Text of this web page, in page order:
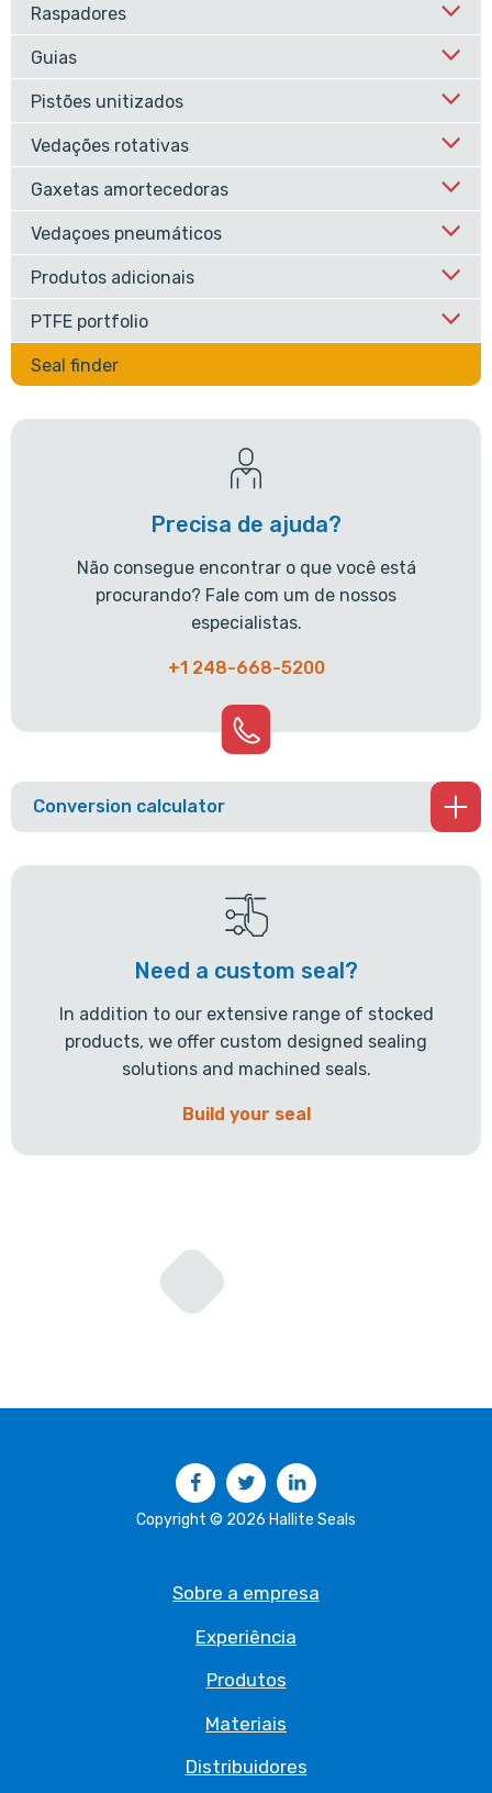
Raspadores
Guias
Pistões unitizados
Vedações rotativas
Gaxetas amortecedoras
Vedaçoes pneumáticos
Produtos adicionais
PTFE portfolio
Seal finder
Precisa de ajuda?
Não consegue encontrar o que você está
procurando? Fale com um de nossos
especialistas.
+1 248-668-5200
Conversion calculator
Need a custom seal?
In addition to our extensive range of stocked
products, we offer custom designed sealing
solutions and machined seals.
Build your seal
FacebookTwitter
Copyright © 2026 Hallite Seals
Sobre a empresa
Experiência
Produtos
Materiais
Distribuidores